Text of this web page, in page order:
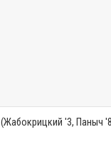
(Жабокрицкий '3, Паныч